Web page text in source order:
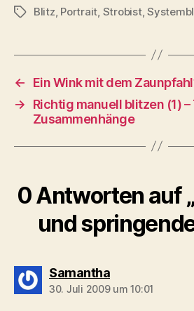
Schlagwörter
Blitz Portrait Strobist,
←
Ein Wink mit dem
→
Richtig manuell blitzen (1)
Zusammenhänge
0 Antworten auf
und
Samanthasagt:
30. Juli 2009 um 10:01